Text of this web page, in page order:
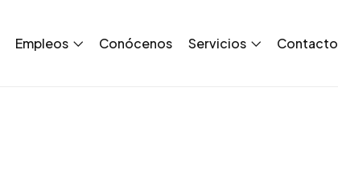
Empleos Conócenos Servicios Contacto